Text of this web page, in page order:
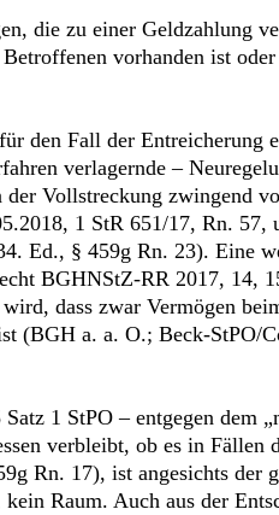
die zu einer Geldzahlung
vorhanden ist
den Fall der Entreicherung
verlagernde –
Vollstreckung zwingend
1 StR 651/17, Rn. 57,
Ed., § 459g Rn. 23). Eine
BGHNStZ-RR 2017, 14,
dass zwar Vermögen
(BGH a. a. O.; Beck-StPO/
1 StPO – entgegen dem
verbleibt, ob es in Fällen
Rn. 17), ist angesichts der
Raum. Auch aus der